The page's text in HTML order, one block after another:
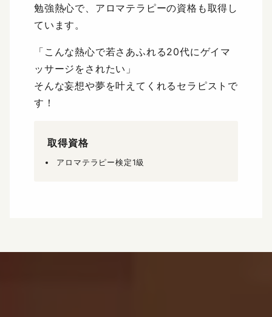
勉強熱心で、アロマテラピーの資格も取得し
ています。
「こんな熱心で若さあふれる20代にゲイマ
ッサージをされたい」
そんな妄想や夢を叶えてくれるセラピストで
す！
取得資格
アロマテラピー検定1級